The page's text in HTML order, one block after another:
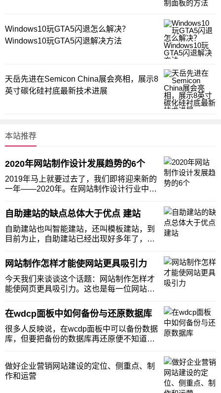
Windows10玩GTA5闪退怎么解决？
Windows10玩GTA5闪退解决方法
天岳先进在Semicon China展会亮相，展示8
英寸碳化硅衬底最新技术进展
本站推荐
2020年网站制作设计发展趋势的6个
2019年马上就要过去了，我们即将迎来新的
一年——2020年。在网站制作设计行业中
就让天水网站制作小编来谈谈2020年网站制
作设计发展趋势的6个基本要点，只是个人
的一点小见解
自助建站的缺点总体大于优点 建站
自助建站也叫智能建站，还叫模板建站，到
目前为止，自助建站已经出现好多年了，但
站的企业对此有不少诟病吐槽。不可否认自
助建站有其一定的优点，但总体上讲，自助
建站的缺点明显大于优点，下面就来具体说
说：自助建站
网站制作怎样才能使网站更具吸引力
今天我们来谈谈这个话题：网站制作怎样才
能使网页更具吸引力。这也是每一位网站制
中要达到这样的目标并不容易。网站制作设
计怎样才能有吸引力，下面天水网站制作小
编就谈谈以下几点：一、做好网站目标群体
定位对于网站
在wdcp面板中如何备份与还原数据库
很多人反映说，在wcdp面板中可以备份数据
库，但要把备份的数据库再还原便不知道如
此功能)。今天，天水网站建设士人网络网络
小编就来说说在wdcp面板中如何备份
做好企业营销网站建设的定位、侧重点、制
作和运营